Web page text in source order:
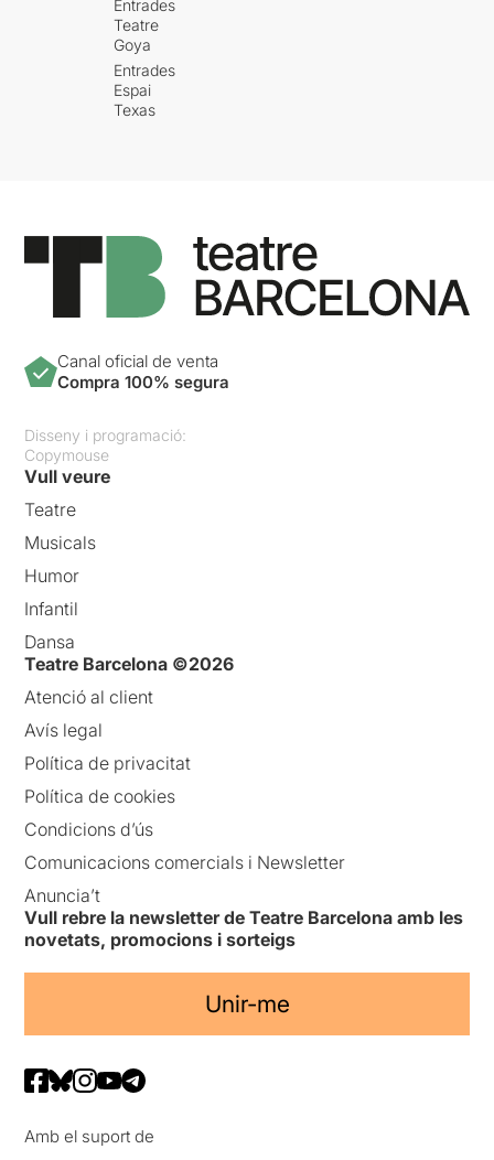
Entrades
Teatre
Goya
Entrades
Espai
Texas
Canal oficial de venta
Compra 100% segura
Disseny i programació:
Copymouse
Vull veure
Teatre
Musicals
Humor
Infantil
Dansa
Teatre Barcelona ©2026
Atenció al client
Avís legal
Política de privacitat
Política de cookies
Condicions d’ús
Comunicacions comercials i Newsletter
Anuncia’t
Vull rebre la newsletter de Teatre Barcelona amb les
novetats, promocions i sorteigs
Unir-me
Amb el suport de